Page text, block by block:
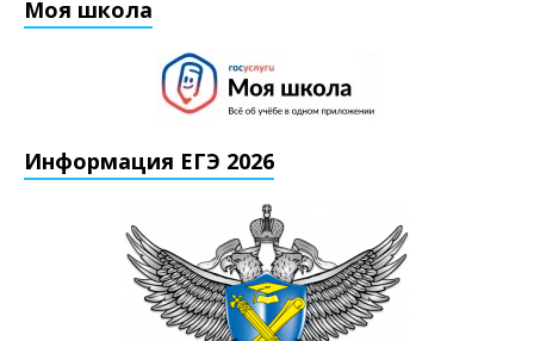
Моя школа
Информация ЕГЭ 2026